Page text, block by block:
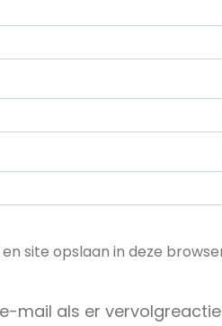
site opslaan in deze
mail als er